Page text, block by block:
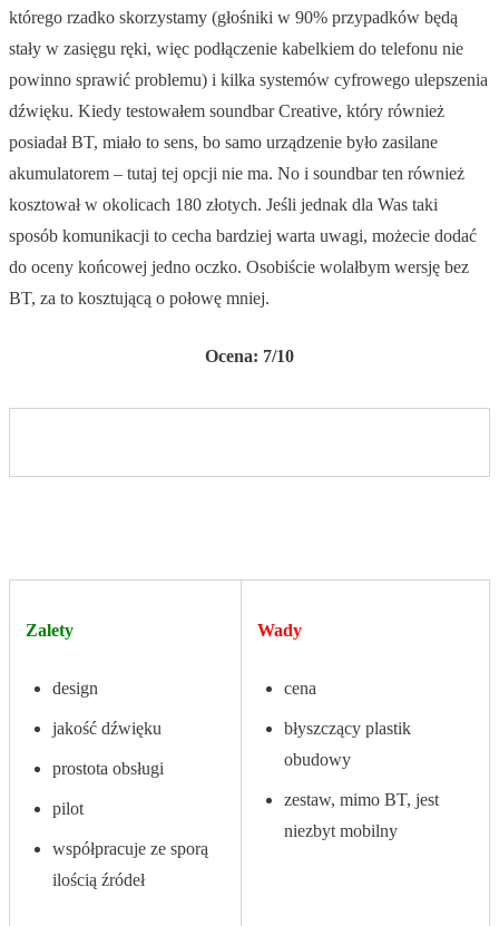
którego rzadko skorzystamy (głośniki w 90% przypadków będą
stały w zasięgu ręki, więc podłączenie kabelkiem do telefonu nie
powinno sprawić problemu) i kilka systemów cyfrowego ulepszenia
dźwięku. Kiedy testowałem soundbar Creative, który również
posiadał BT, miało to sens, bo samo urządzenie było zasilane
akumulatorem – tutaj tej opcji nie ma. No i soundbar ten również
kosztował w okolicach 180 złotych. Jeśli jednak dla Was taki
sposób komunikacji to cecha bardziej warta uwagi, możecie dodać
do oceny końcowej jedno oczko. Osobiście wolałbym wersję bez
BT, za to kosztującą o połowę mniej.
Ocena: 7/10
Zalety
design
jakość dźwięku
prostota obsługi
pilot
współpracuje ze sporą
ilością źródeł
Wady
cena
błyszczący plastik
obudowy
zestaw, mimo BT, jest
niezbyt mobilny